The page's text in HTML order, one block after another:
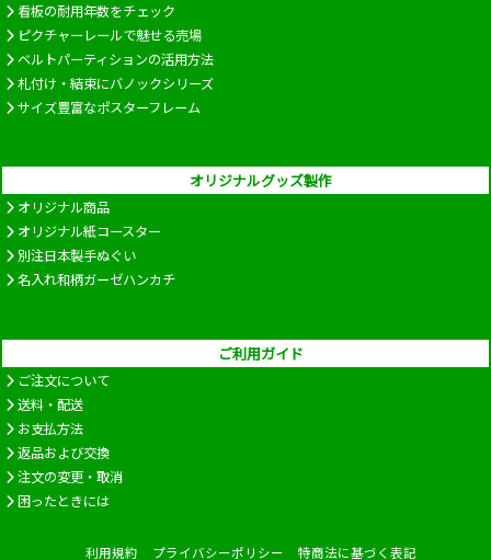
看板の耐用年数をチェック
ピクチャーレールで魅せる売場
ベルトパーティションの活用方法
札付け・結束にバノックシリーズ
サイズ豊富なポスターフレーム
オリジナルグッズ製作
オリジナル商品
オリジナル紙コースター
別注日本製手ぬぐい
名入れ和柄ガーゼハンカチ
ご利用ガイド
ご注文について
送料・配送
お支払方法
返品および交換
注文の変更・取消
困ったときには
利用規約 プライバシーポリシー 特商法に基づく表記